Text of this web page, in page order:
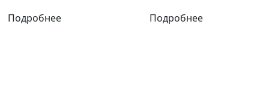
Подробнее Подробнее